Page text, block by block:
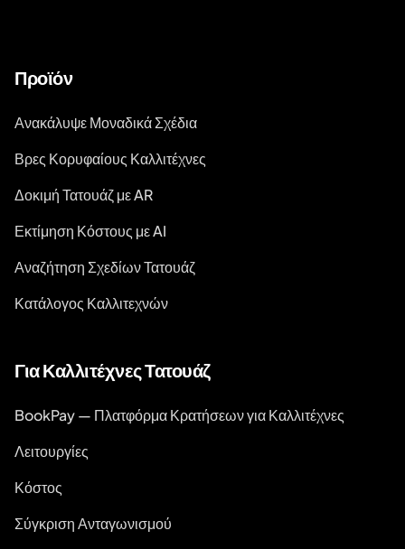
Προϊόν
Ανακάλυψε Μοναδικά Σχέδια
Βρες Κορυφαίους Καλλιτέχνες
Δοκιμή Τατουάζ με AR
Εκτίμηση Κόστους με AI
Αναζήτηση Σχεδίων Τατουάζ
Κατάλογος Καλλιτεχνών
Για Καλλιτέχνες Τατουάζ
BookPay — Πλατφόρμα Κρατήσεων για Καλλιτέχνες
Λειτουργίες
Κόστος
Σύγκριση Ανταγωνισμού